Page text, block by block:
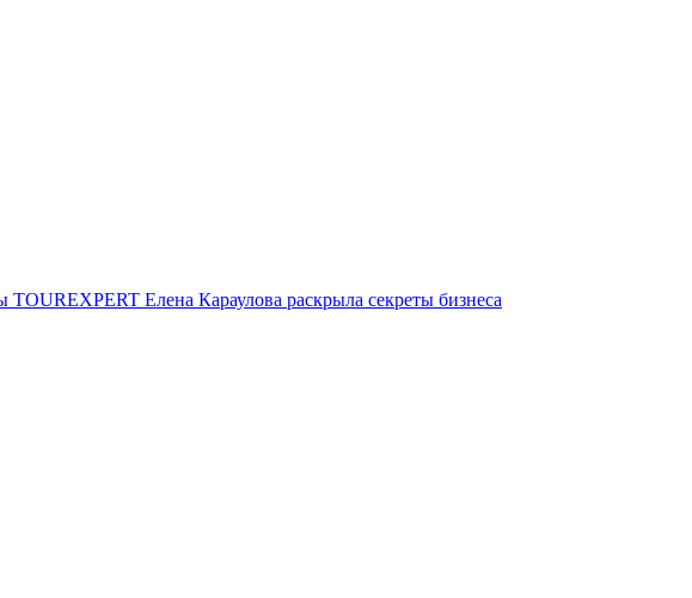
TOUREXPERT Елена Караулова раскрыла секреты бизнеса